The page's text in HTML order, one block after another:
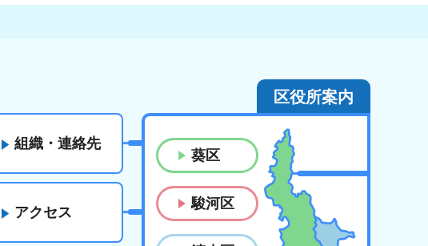
組織・連絡先
アクセス
区役所案内
葵区
駿河区